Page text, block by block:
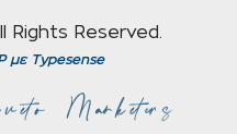
Reserved.
με Typesense